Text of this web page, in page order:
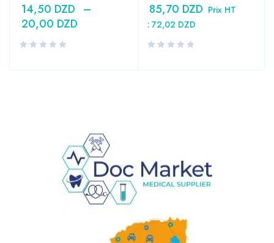
14,50 DZD –
20,00 DZD
85,70 DZD Prix HT
: 72,02 DZD